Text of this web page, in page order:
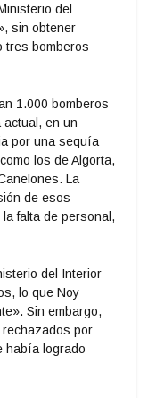
del
sin obtener
tres bomberos
1.000 bomberos
actual, en un
por una sequía
los de Algorta,
La
de esos
falta de personal,
del Interior
lo que Noy
Sin embargo,
por
había logrado